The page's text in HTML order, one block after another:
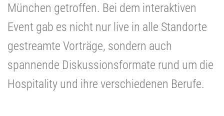
München getroffen. Bei dem interaktiven
Event gab es nicht nur live in alle Standorte
gestreamte Vorträge, sondern auch
spannende Diskussionsformate rund um die
Hospitality und ihre verschiedenen Berufe.